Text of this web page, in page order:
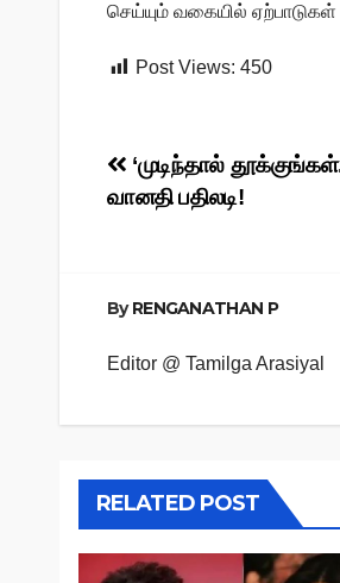
செய்யும் வகையில் ஏற்பாடுகள்
Post Views: 450
Post
navigation
‘முடிந்தால்
வானதி பதிலடி!
ByRENGANATHAN P
Editor @ Tamilga Arasiyal
RELATED POST